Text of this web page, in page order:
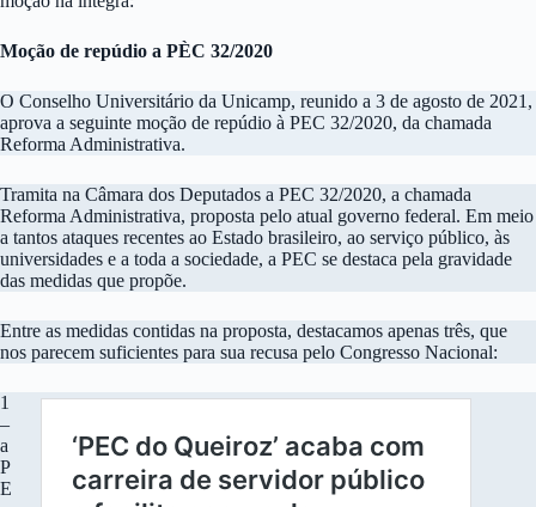
Moção de repúdio a PÈC 32/2020
O Conselho Universitário da Unicamp, reunido a 3 de agosto de 2021,
aprova a seguinte moção de repúdio à PEC 32/2020, da chamada
Reforma Administrativa.
Tramita na Câmara dos Deputados a PEC 32/2020, a chamada
Reforma Administrativa, proposta pelo atual governo federal. Em meio
a tantos ataques recentes ao Estado brasileiro, ao serviço público, às
universidades e a toda a sociedade, a PEC se destaca pela gravidade
das medidas que propõe.
Entre as medidas contidas na proposta, destacamos apenas três, que
nos parecem suficientes para sua recusa pelo Congresso Nacional:
1
–
a
P
E